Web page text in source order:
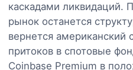
каскадами ликвидаций.
рынок останется
вернется американский
притоков в спотовые
Coinbase Premium в